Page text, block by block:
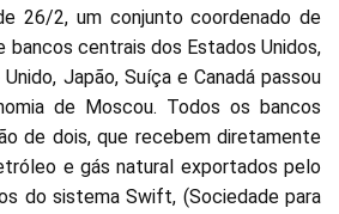
26/2, um conjunto coordenado de
bancos centrais dos Estados Unidos,
Unido, Japão, Suíça e Canadá passou
de Moscou. Todos os bancos
de dois, que recebem diretamente
e gás natural exportados pelo
do sistema Swift, (Sociedade para